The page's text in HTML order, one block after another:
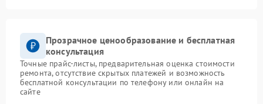
Прозрачное ценообразование и бесплатная
консультация
Точные прайс-листы, предварительная оценка стоимости
ремонта, отсутствие скрытых платежей и возможность
бесплатной консультации по телефону или онлайн на
сайте